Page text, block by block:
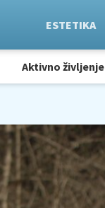
ESTETIKA
Aktivno življenje